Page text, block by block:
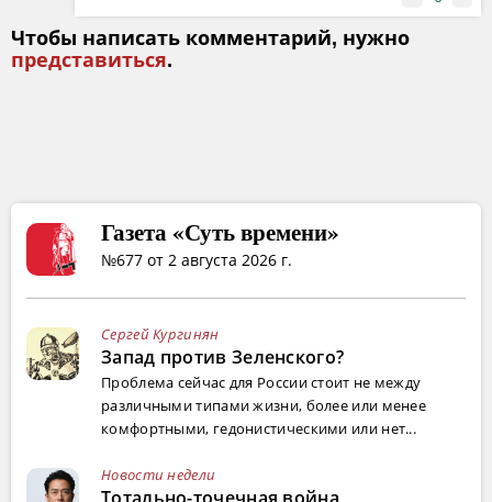
Чтобы написать комментарий, нужно
представиться.
Газета «Суть времени»
№677 от 2 августа 2026 г.
Сергей Кургинян
Запад против Зеленского?
Проблема сейчас для России стоит не между
различными типами жизни, более или менее
комфортными, гедонистическими или нет...
Новости недели